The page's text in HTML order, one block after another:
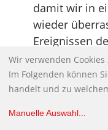
damit wir in
wieder
Ereignissen
Quelle: n-tv
Anmerkung
im Deutschen
Wir verwenden
Im Folgenden können
handelt und zu
Manuelle Auswahl...